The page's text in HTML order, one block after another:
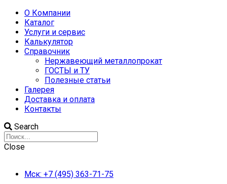
О Компании
Каталог
Услуги и сервис
Калькулятор
Справочник
Нержавеющий металлопрокат
ГОСТЫ и ТУ
Полезные статьи
Галерея
Доставка и оплата
Контакты
Search
Close
Мск: +7 (495) 363-71-75